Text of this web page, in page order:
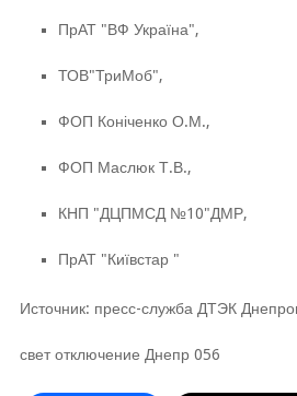
ПрАТ "ВФ Україна",
ТОВ"ТриМоб",
ФОП Коніченко О.М.,
ФОП Маслюк Т.В.,
КНП "ДЦПМСД №10"ДМР,
ПрАТ "Київстар "
Источник: пресс-служба ДТЭК
свет отключение Днепр 056